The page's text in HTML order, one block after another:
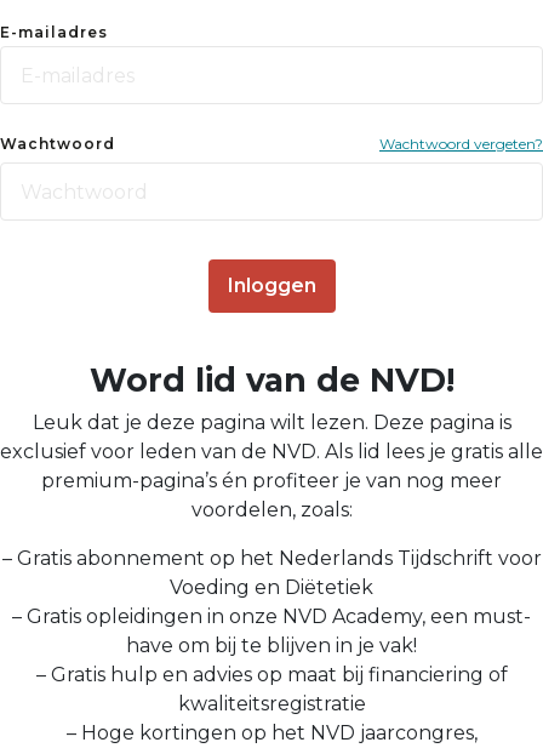
E-mailadres
Wachtwoord Wachtwoord vergeten?
Inloggen
Word lid van de NVD!
Leuk dat je deze pagina wilt lezen. Deze pagina is
exclusief voor leden van de NVD. Als lid lees je gratis alle
premium-pagina’s én profiteer je van nog meer
voordelen, zoals:
– Gratis abonnement op het Nederlands Tijdschrift voor
Voeding en Diëtetiek
– Gratis opleidingen in onze NVD Academy, een must-
have om bij te blijven in je vak!
– Gratis hulp en advies op maat bij financiering of
kwaliteitsregistratie
– Hoge kortingen op het NVD jaarcongres,